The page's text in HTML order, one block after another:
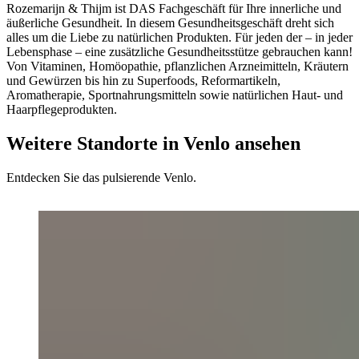
Rozemarijn & Thijm ist DAS Fachgeschäft für Ihre innerliche und
äußerliche Gesundheit. In diesem Gesundheitsgeschäft dreht sich
alles um die Liebe zu natürlichen Produkten. Für jeden der – in jeder
Lebensphase – eine zusätzliche Gesundheitsstütze gebrauchen kann!
Von Vitaminen, Homöopathie, pflanzlichen Arzneimitteln, Kräutern
und Gewürzen bis hin zu Superfoods, Reformartikeln,
Aromatherapie, Sportnahrungsmitteln sowie natürlichen Haut- und
Haarpflegeprodukten.
Weitere Standorte in Venlo ansehen
Entdecken Sie das pulsierende Venlo.